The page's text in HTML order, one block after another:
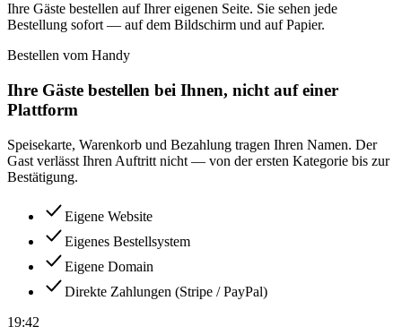
Ihre Gäste bestellen auf Ihrer eigenen Seite. Sie sehen jede
Bestellung sofort — auf dem Bildschirm und auf Papier.
Bestellen vom Handy
Ihre Gäste bestellen bei Ihnen, nicht auf einer
Plattform
Speisekarte, Warenkorb und Bezahlung tragen Ihren Namen. Der
Gast verlässt Ihren Auftritt nicht — von der ersten Kategorie bis zur
Bestätigung.
Eigene Website
Eigenes Bestellsystem
Eigene Domain
Direkte Zahlungen (Stripe / PayPal)
19:42